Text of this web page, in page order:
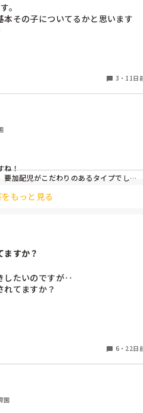
。
その子についてるかと思います
なども全て加配児のお世話をされて
食後の後片付けなどの雑務的なも
や加配児が落ち着いてる時など、片
ください」と言われちゃったりす
いてていいのかなぁ‥と。
たいです。
3 ・ 11日
ね！
要加配児がこだわりのあるタイプでし
担当の先生じゃなくても落ち着いて過
にもよりますが、落ち着いていると
っかりそのお子様を見守っていたほう
声をかけていただけるのではと思い
る前に、今落ち着いているのですが準
て安心していたのに離れて他のことを
りしてしまうかもしれませんよ。😊
合いをすると関係性も変わってくる
もっと見る
すか？
したいのですが‥
てますか？
規模保育園で週4フルパートで働い
算してみたら。3300円ぐらい？し
かもよくわかりませんが‥
てる時はがんばりも認めてもらえた
ていて、社長もそれをちゃんとわ
がんばろーと思えたのですが‥。
るのにこれはどうなのぉー⁈と思っ
6・ 22日
園